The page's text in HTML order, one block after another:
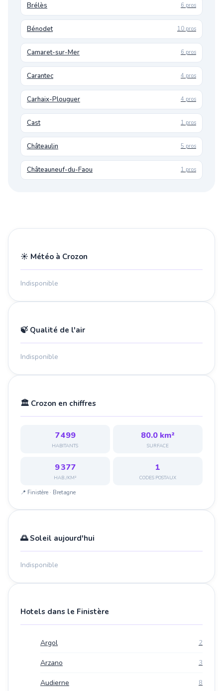
Brélès 6 pros
Bénodet 10 pros
Camaret-sur-Mer 6 pros
Carantec 4 pros
Carhaix-Plouguer 4 pros
Cast 1 pros
Châteaulin 5 pros
Châteauneuf-du-Faou 1 pros
☀️ Météo à Crozon
Indisponible
🍃 Qualité de l'air
Indisponible
🏛️ Crozon en chiffres
7 499
HABITANTS
80.0 km²
SURFACE
9 377
HAB./KM²
1
CODES POSTAUX
📍 Finistère · Bretagne
🌅 Soleil aujourd'hui
Indisponible
Hotels dans le Finistère
Argol 2
Arzano 3
Audierne 8